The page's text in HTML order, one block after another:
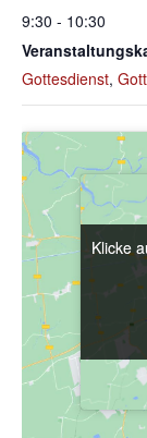
9:30 - 10:30
Gottesdienst,
Klicke
Klicke